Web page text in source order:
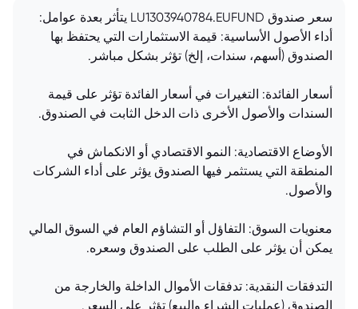
سعر صندوق LU1303940784.EUFUND يتأثر بعدة عوامل:
أداء الأصول الأساسية: قيمة الاستثمارات التي يحتفظ بها
الصندوق (أسهم، سندات، إلخ) تؤثر بشكل مباشر.
أسعار الفائدة: التغيرات في أسعار الفائدة تؤثر على قيمة
السندات والأصول الأخرى ذات الدخل الثابت في الصندوق.
الأوضاع الاقتصادية: النمو الاقتصادي أو الانكماش في
المنطقة التي يستثمر فيها الصندوق يؤثر على أداء الشركات
والأصول.
معنويات السوق: التفاؤل أو التشاؤم العام في السوق المالي
يمكن أن يؤثر على الطلب على الصندوق وسعره.
التدفقات النقدية: تدفقات الأموال الداخلة والخارجة من
الصندوق (عمليات الشراء والبيع) تؤثر على السعر.